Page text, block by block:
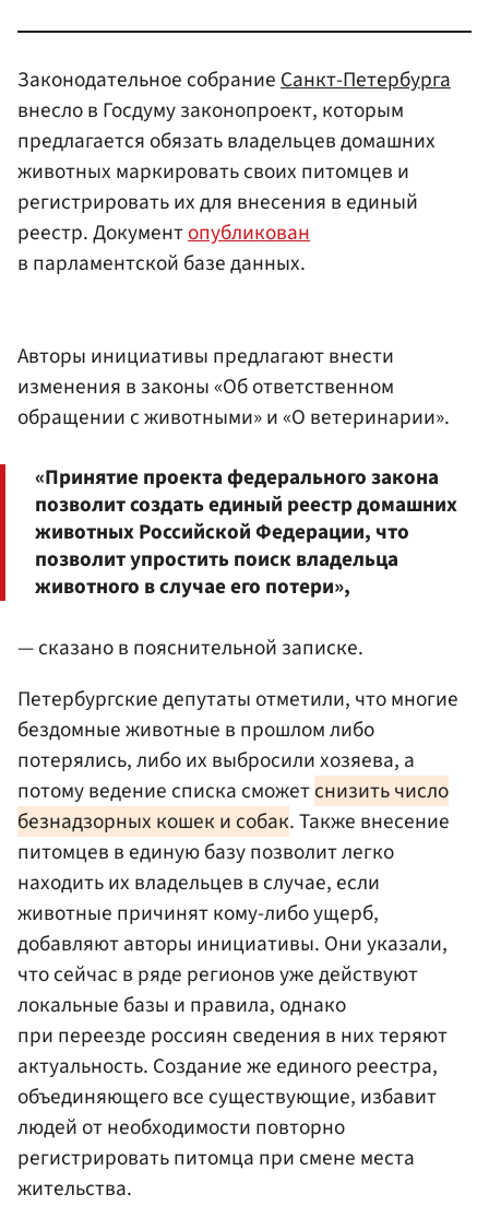
Законодательное собраниеСанкт-Петербурга
внесло в Госдуму законопроект, которым
предлагается обязать владельцев домашних
животных маркировать своих питомцев и
регистрировать их для внесения в единый
реестр. Документопубликован
в парламентской базе данных.
Авторы инициативы предлагают внести
изменения в законы «Об ответственном
обращении с животными» и «О ветеринарии».
«Принятие проекта федерального закона
позволит создать единый реестр домашних
животных Российской Федерации, что
позволит упростить поиск владельца
животного в случае его потери»,
— сказано в пояснительной записке.
Петербургские депутаты отметили, что многие
бездомные животные в прошлом либо
потерялись, либо их выбросили хозяева, а
потому ведение списка сможетснизить число
безнадзорных кошек и собак. Также внесение
питомцев в единую базу позволит легко
находить их владельцев в случае, если
животные причинят кому-либо ущерб,
добавляют авторы инициативы. Они указали,
что сейчас в ряде регионов уже действуют
локальные базы и правила, однако
при переезде россиян сведения в них теряют
актуальность. Создание же единого реестра,
объединяющего все существующие, избавит
людей от необходимости повторно
регистрировать питомца при смене места
жительства.